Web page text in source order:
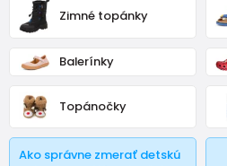
Zimné topánky
Balerínky
Topánočky
Ako správne zmerať detskú